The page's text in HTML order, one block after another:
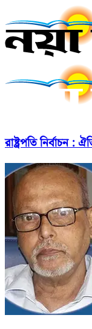
রাষ্ট্রপতি নির্বাচন :